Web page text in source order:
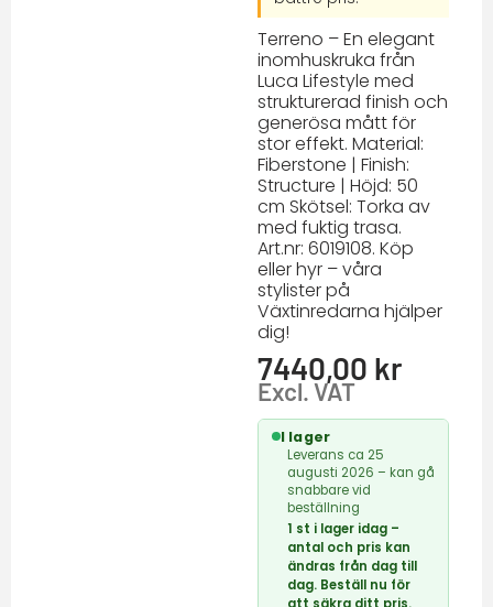
Terreno – En elegant
inomhuskruka från
Luca Lifestyle med
strukturerad finish och
generösa mått för
stor effekt. Material:
Fiberstone | Finish:
Structure | Höjd: 50
cm Skötsel: Torka av
med fuktig trasa.
Art.nr: 6019108. Köp
eller hyr – våra
stylister på
Växtinredarna hjälper
dig!
7440,00 kr
Excl. VAT
I lager
Leverans ca 25
augusti 2026 – kan gå
snabbare vid
beställning
1 st i lager idag –
antal och pris kan
ändras från dag till
dag. Beställ nu för
att säkra ditt pris.